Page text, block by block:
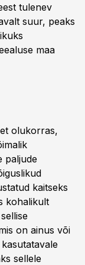
tulenev
suur, peaks
maa
olukorras,
paljude
kaitseks
kohalikult
on ainus või
sellele